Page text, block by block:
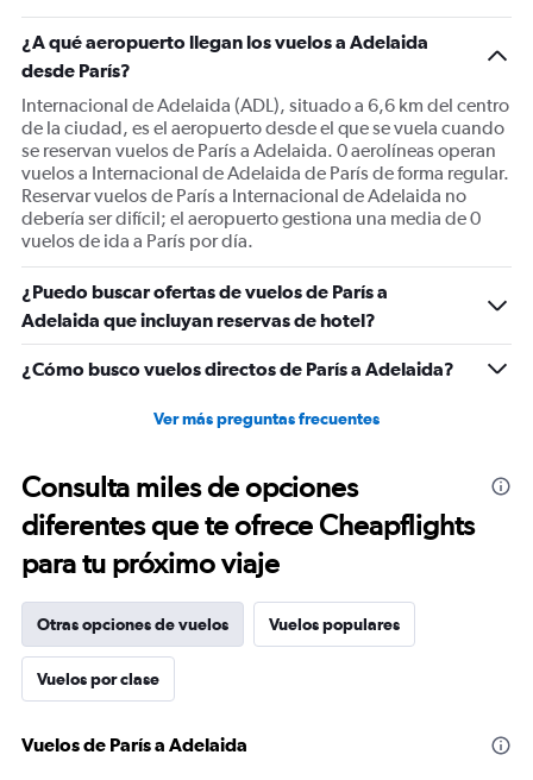
Y
axis
displaying
values.
Range:
0
to
2400.
¿A qué aeropuerto llegan los vuelos a Adelaida
desde París?
Internacional de Adelaida (ADL), situado a 6,6 km del centro
de la ciudad, es el aeropuerto desde el que se vuela cuando
se reservan vuelos de París a Adelaida. 0 aerolíneas operan
vuelos a Internacional de Adelaida de París de forma regular.
Reservar vuelos de París a Internacional de Adelaida no
debería ser difícil; el aeropuerto gestiona una media de 0
vuelos de ida a París por día.
¿Puedo buscar ofertas de vuelos de París a
Adelaida que incluyan reservas de hotel?
¿Cómo busco vuelos directos de París a Adelaida?
Ver más preguntas frecuentes
Consulta miles de opciones
diferentes que te ofrece Cheapflights
para tu próximo viaje
Otras opciones de vuelos Vuelos populares
Vuelos por clase
Vuelos de París a Adelaida